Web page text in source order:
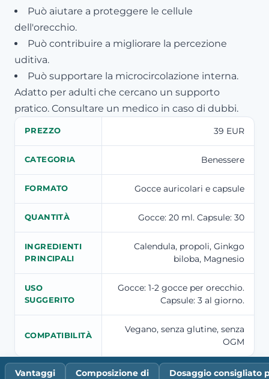
Può aiutare a proteggere le cellule
dell'orecchio.
Può contribuire a migliorare la percezione
uditiva.
Può supportare la microcircolazione interna.
Adatto per adulti che cercano un supporto
pratico. Consultare un medico in caso di dubbi.
PREZZO 39 EUR
CATEGORIA Benessere
FORMATO Gocce auricolari e capsule
QUANTITÀ Gocce: 20 ml. Capsule: 30
INGREDIENTI
PRINCIPALI
Calendula, propoli, Ginkgo
biloba, Magnesio
USO
SUGGERITO
Gocce: 1-2 gocce per orecchio.
Capsule: 3 al giorno.
COMPATIBILITÀ
Vegano, senza glutine, senza
OGM
Vantaggi Composizione di Dosaggio consigliato